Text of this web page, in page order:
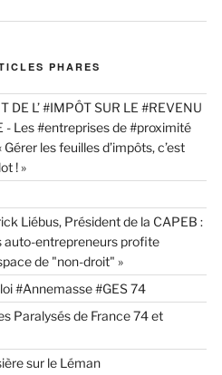
PHARES
DE L’ #IMPÔT SUR LE #REVENU
- Les #entreprises de #proximité
les feuilles d’impôts, c’est
! »
Liébus, Président de la CAPEB :
auto-entrepreneurs profite
de "non-droit" »
#Annemasse #GES 74
Paralysés de France 74 et
sur le Léman